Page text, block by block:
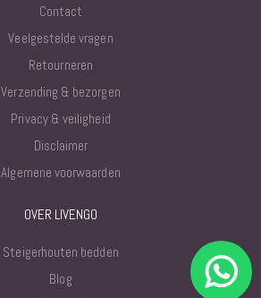
Contact
Veelgestelde vragen
Retourneren
Verzending & bezorgen
Privacy & veiligheid
Disclaimer
Algemene voorwaarden
OVER LIVENGO
Steigerhouten bedden
Blog